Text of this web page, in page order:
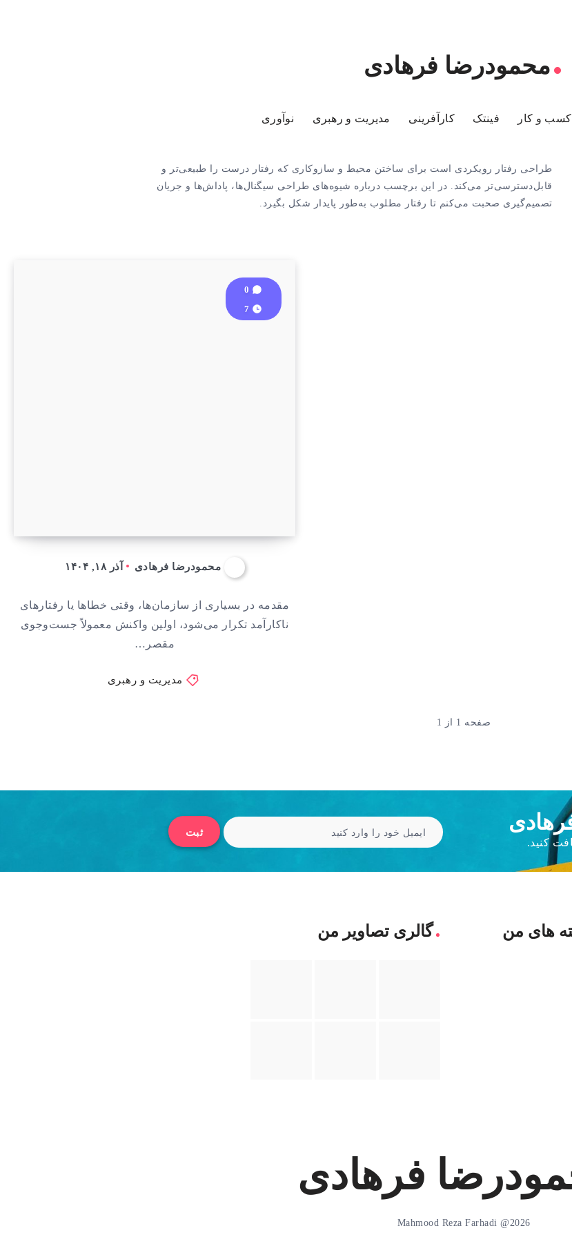
محمودرضا فرهادی
و کار فینتک کارآفرینی مدیریت و رهبری نوآوری
طراحی رفتار رویکردی است برای ساختن محیط و سازوکاری که رفتار درست را طبیعی‌تر و
قابل‌دسترسی‌تر می‌کند. در این برچسب درباره شیوه‌های طراحی سیگنال‌ها، پاداش‌ها و جریان
تصمیم‌گیری صحبت می‌کنم تا رفتار مطلوب به‌طور پایدار شکل بگیرد.
0
محمودرضا فرهادی آذر ۱۸, ۱۴۰۴
مقدمه در بسیاری از سازمان‌ها، وقتی خطاها یا رفتارهای
ناکارآمد تکرار می‌شود، اولین واکنش معمولاً جست‌وجوی
مقصر…
مدیریت و رهبری
صفحه 1 از 1
کنید.
ثبت
های من گالری تصاویر من
فرهادی
Mahmood Reza Farhadi @2026